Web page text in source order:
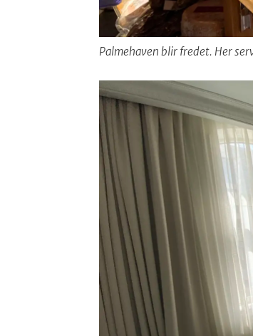
Palmehaven blir fredet. Her